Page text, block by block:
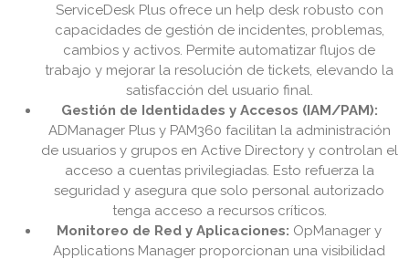
ServiceDesk Plus ofrece un help desk robusto con
capacidades de gestión de incidentes, problemas,
cambios y activos. Permite automatizar flujos de
trabajo y mejorar la resolución de tickets, elevando la
satisfacción del usuario final.
Gestión de Identidades y Accesos (IAM/PAM):
ADManager Plus y PAM360 facilitan la administración
de usuarios y grupos en Active Directory y controlan el
acceso a cuentas privilegiadas. Esto refuerza la
seguridad y asegura que solo personal autorizado
tenga acceso a recursos críticos.
Monitoreo de Red y Aplicaciones: OpManager y
Applications Manager proporcionan una visibilidad